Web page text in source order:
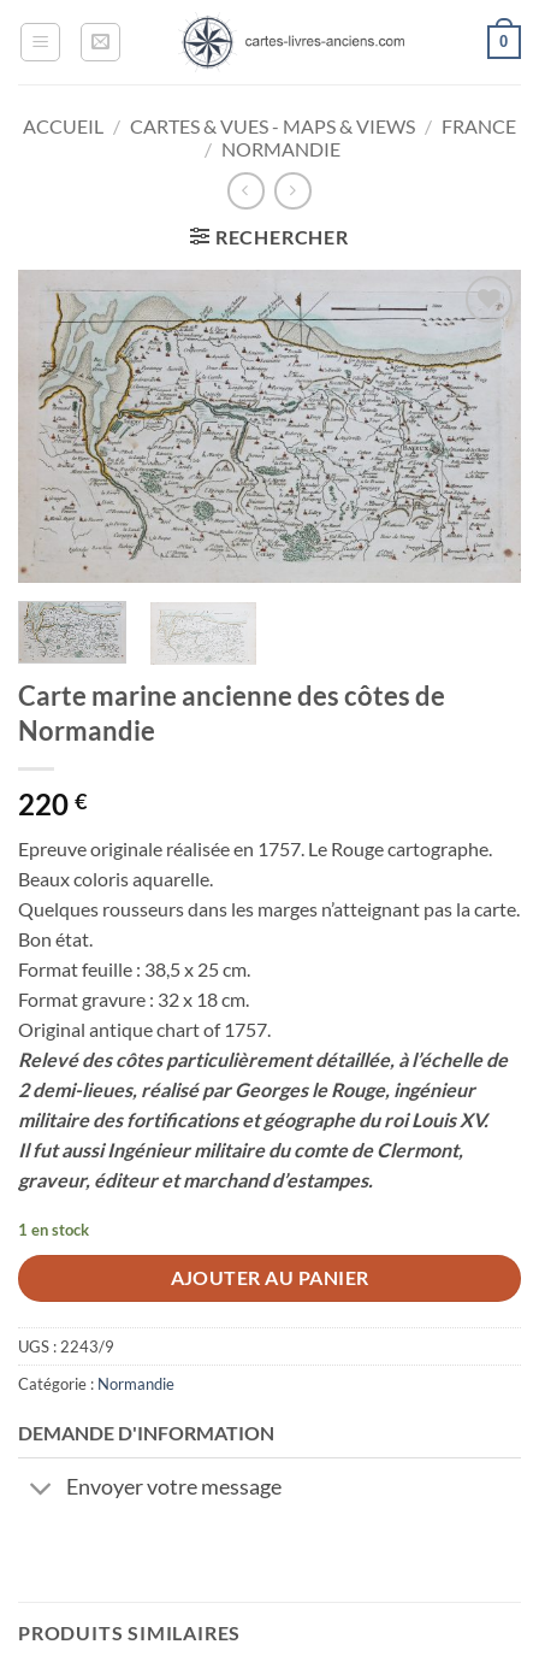
0
ACCUEIL / CARTES & VUES - MAPS & VIEWS / FRANCE
/ NORMANDIE
RECHERCHER
Ajouter
à la
wishlist
Carte marine ancienne des côtes de
Normandie
220 €
Epreuve originale réalisée en 1757. Le Rouge cartographe.
Beaux coloris aquarelle.
Quelques rousseurs dans les marges n’atteignant pas la carte.
Bon état.
Format feuille : 38,5 x 25 cm.
Format gravure : 32 x 18 cm.
Original antique chart of 1757.
Relevé des côtes particulièrement détaillée, à l’échelle de
2 demi-lieues, réalisé par Georges le Rouge, ingénieur
militaire des fortifications et géographe du roi Louis XV.
Il fut aussi Ingénieur militaire du comte de Clermont,
graveur, éditeur et marchand d’estampes.
1 en stock
AJOUTER AU PANIER
UGS : 2243/9
Catégorie : Normandie
DEMANDE D'INFORMATION
Envoyer votre message
PRODUITS SIMILAIRES